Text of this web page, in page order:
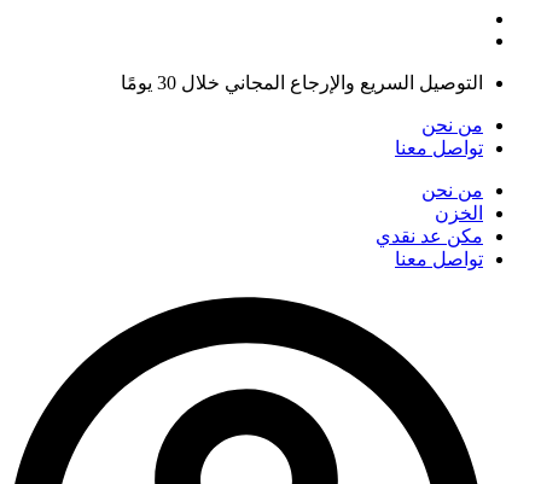
التوصيل السريع والإرجاع المجاني خلال 30 يومًا
من نحن
تواصل معنا
من نحن
الخزن
مكن عد نقدي
تواصل معنا